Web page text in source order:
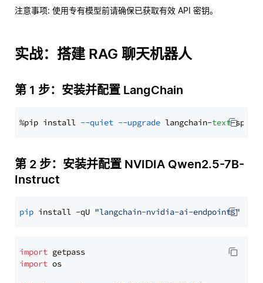
注意事项: 使用专有模型前请确保已获取有效 API 密钥。
实战：搭建 RAG 聊天机器人
第 1 步：安装并配置 LangChain
%pip install --quiet --upgrade langchain-text
第 2 步：安装并配置 NVIDIA Qwen2.5-7B-
Instruct
pip install -qU "langchain-nvidia-ai-endpoints"
import
import os